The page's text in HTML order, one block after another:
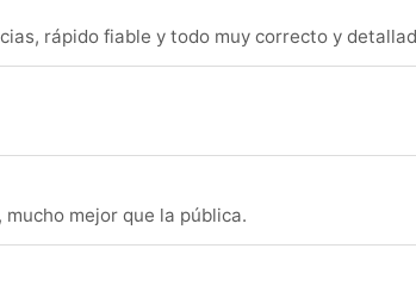
rápido fiable y todo muy correcto y
mejor que la pública.